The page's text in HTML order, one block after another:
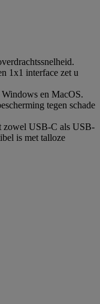
1x1 interface zet u
en MacOS.
tegen schade
zowel USB-C als USB-
is met talloze